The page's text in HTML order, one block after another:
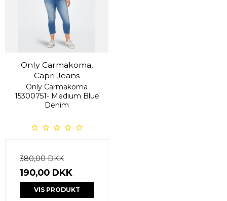
Only Carmakoma,
Capri Jeans
Only Carmakoma
15300751- Medium Blue
Denim
380,00 DKK
190,00 DKK
VIS PRODUKT